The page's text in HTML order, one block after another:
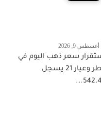
أغسطس 9, 2026
سعر ذهب اليوم في
قطر وعيار 21 يسجل